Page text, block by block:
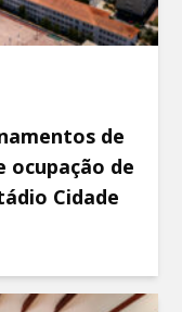
de
de
Cidade